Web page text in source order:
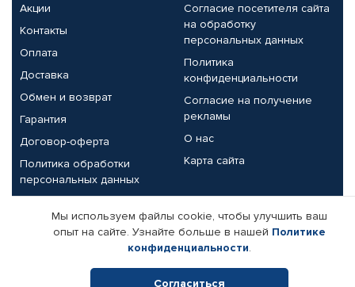
Акции
Контакты
Оплата
Доставка
Обмен и возврат
Гарантия
Договор-оферта
Политика обработки
персональных данных
Согласие посетителя сайта
на обработку
персональных данных
Политика
конфиденциальности
Согласие на получение
рекламы
О нас
Карта сайта
Партнерам
Корпоративным клиентам
Поставщикам
Реквизиты компании
Мы используем файлы cookie, чтобы улучшить ваш
опыт на сайте. Узнайте больше в нашей Политике
конфиденциальности.
Согласиться